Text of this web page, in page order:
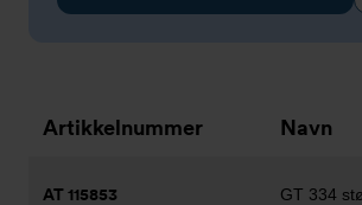
Artikkelnummer Navn
AT 115853 GT 334